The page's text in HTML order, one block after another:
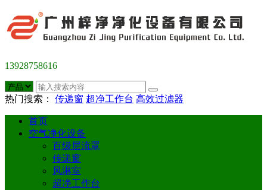
13928758616
热门搜索： 传递窗 超净工作台 高效过滤器
首页
空气净化设备
百级层流罩
传递窗
风淋室
超净工作台